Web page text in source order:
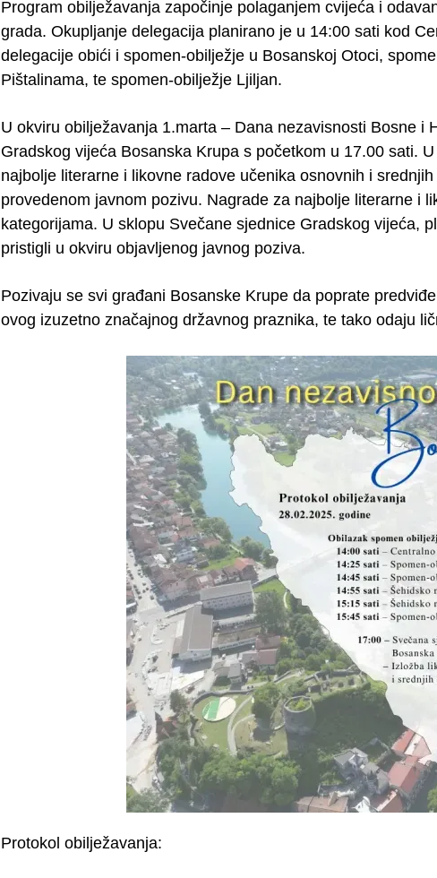
Program obilježavanja započinje polaganjem cvijeća i
grada. Okupljanje delegacija planirano je u 14:00 sati kod
delegacije obići i spomen-obilježje u Bosanskoj Otoci,
Pištalinama, te spomen-obilježje Ljiljan.
U okviru obilježavanja 1.marta – Dana nezavisnosti Bosne
Gradskog vijeća Bosanska Krupa s početkom u 17.00 sati.
najbolje literarne i likovne radove učenika osnovnih i
provedenom javnom pozivu. Nagrade za najbolje literarne i
kategorijama. U sklopu Svečane sjednice Gradskog vijeća,
pristigli u okviru objavljenog javnog poziva.
Pozivaju se svi građani Bosanske Krupe da poprate
ovog izuzetno značajnog državnog praznika, te tako odaju
Protokol obilježavanja: